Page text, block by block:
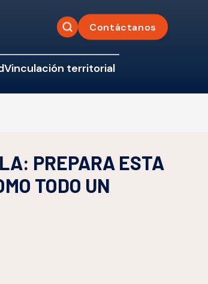
Contáctanos
Vinculación territorial
PREPARA ESTA
TODO UN